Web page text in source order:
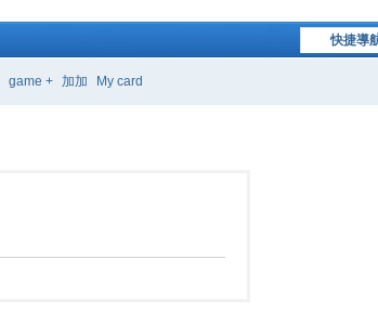
快捷導
game + 加加 My card